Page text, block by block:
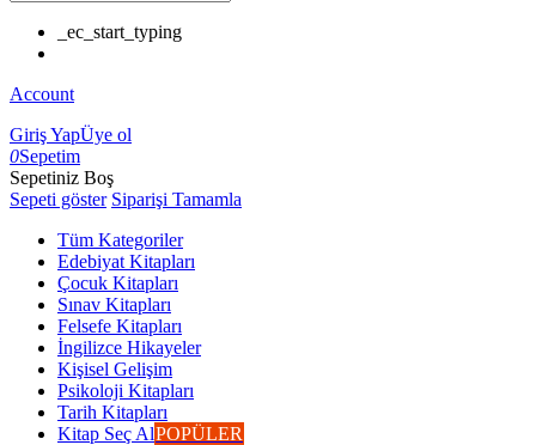
_ec_start_typing
Account
Giriş YapÜye ol
0Sepetim
Sepetiniz Boş
Sepeti göster Siparişi Tamamla
Tüm Kategoriler
Edebiyat Kitapları
Çocuk Kitapları
Sınav Kitapları
Felsefe Kitapları
İngilizce Hikayeler
Kişisel Gelişim
Psikoloji Kitapları
Tarih Kitapları
Kitap Seç AlPOPÜLER